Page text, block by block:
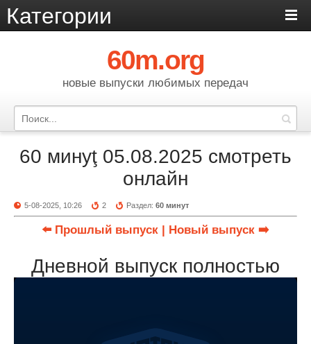
Категории
60m.org
новые выпуски любимых передач
60 минуţ 05.08.2025 смотреть
онлайн
5-08-2025, 10:26 2 Раздел:60 минут
⬅️ Прошлый выпуск | Новый выпуск ➡️
Дневной выпуск полностью